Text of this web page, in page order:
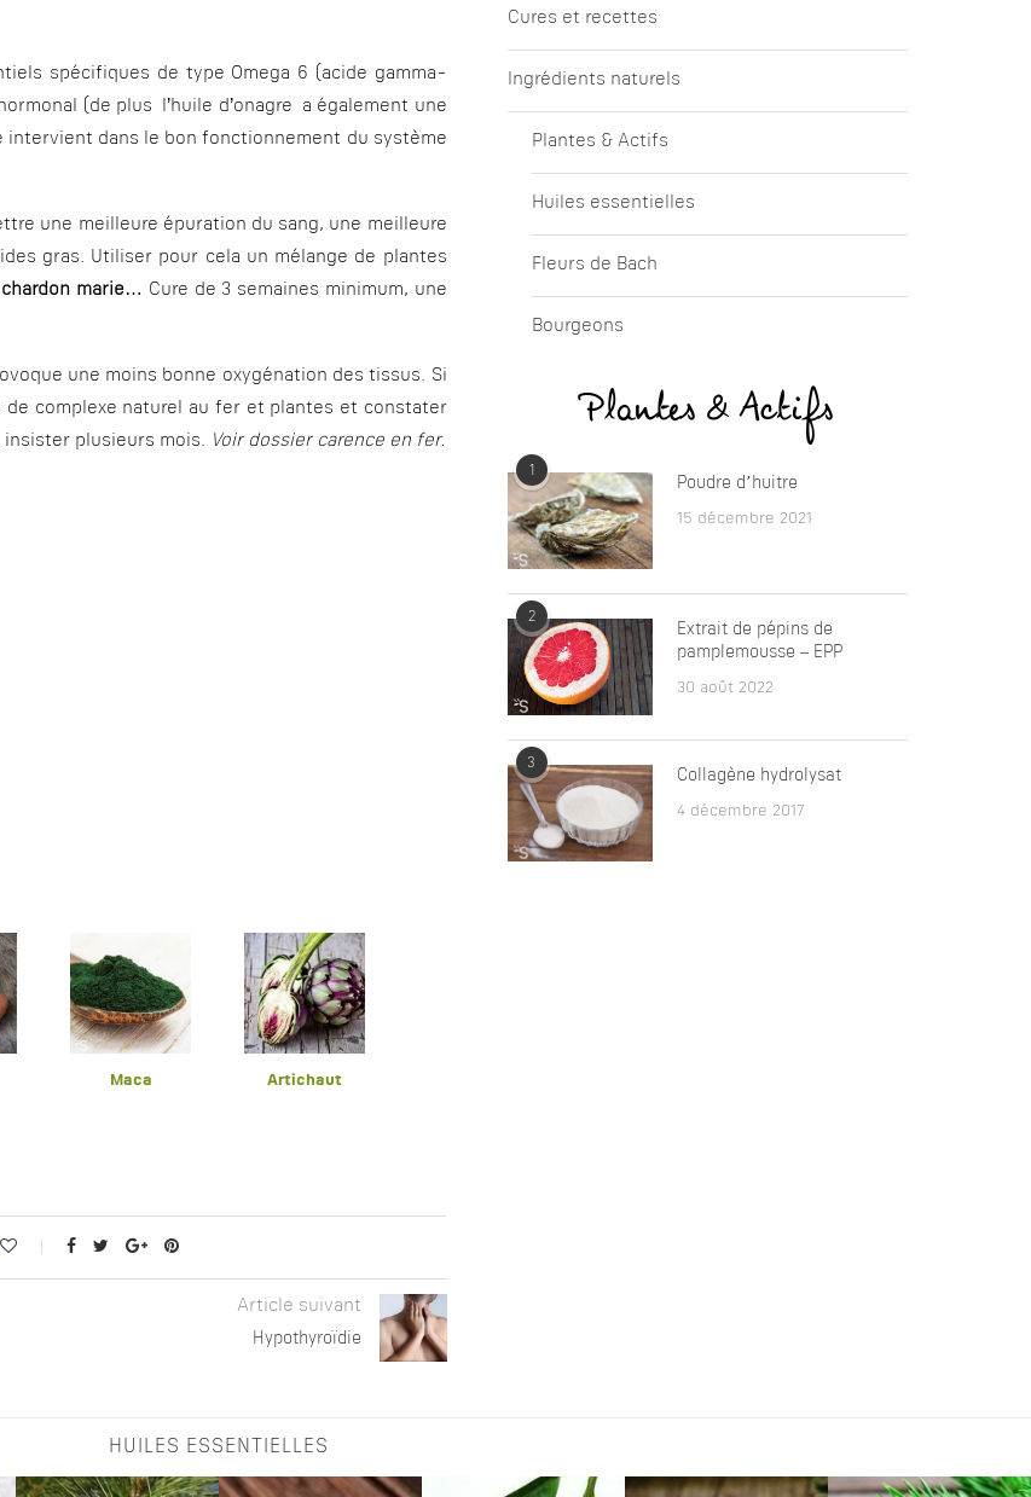
spécifiques de type Omega 6 (acide gamma-
(de plus l’huile d’onagre a également une
intervient dans le bon fonctionnement du système
une meilleure épuration du sang, une meilleure
gras. Utiliser pour cela un mélange de plantes
marie… Cure de 3 semaines minimum, une
une moins bonne oxygénation des tissus. Si
complexe naturel au fer et plantes et constater
plusieurs mois. Voir dossier carence en fer.
Maca Artichaut
Article suivant
Hypothyroïdie
Cures et recettes
Ingrédients naturels
Plantes & Actifs
Huiles essentielles
Fleurs de Bach
Bourgeons
Plantes & Actifs
1
Poudre d’huitre
15 décembre 2021
2
Extrait de pépins de
pamplemousse – EPP
30 août 2022
3
Collagène hydrolysat
4 décembre 2017
HUILES ESSENTIELLES